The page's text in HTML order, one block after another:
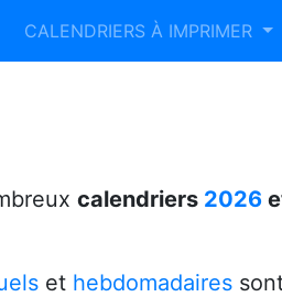
CALENDRIERS À IMPRIMER
2027
calendriers 2026
et hebdomadaires